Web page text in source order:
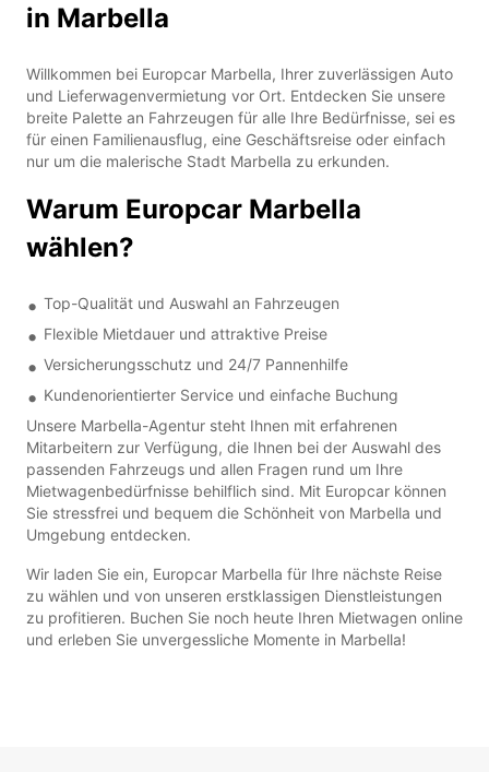
in Marbella
Willkommen bei Europcar Marbella, Ihrer zuverlässigen Auto
und Lieferwagenvermietung vor Ort. Entdecken Sie unsere
breite Palette an Fahrzeugen für alle Ihre Bedürfnisse, sei es
für einen Familienausflug, eine Geschäftsreise oder einfach
nur um die malerische Stadt Marbella zu erkunden.
Warum Europcar Marbella
wählen?
Top-Qualität und Auswahl an Fahrzeugen
Flexible Mietdauer und attraktive Preise
Versicherungsschutz und 24/7 Pannenhilfe
Kundenorientierter Service und einfache Buchung
Unsere Marbella-Agentur steht Ihnen mit erfahrenen
Mitarbeitern zur Verfügung, die Ihnen bei der Auswahl des
passenden Fahrzeugs und allen Fragen rund um Ihre
Mietwagenbedürfnisse behilflich sind. Mit Europcar können
Sie stressfrei und bequem die Schönheit von Marbella und
Umgebung entdecken.
Wir laden Sie ein, Europcar Marbella für Ihre nächste Reise
zu wählen und von unseren erstklassigen Dienstleistungen
zu profitieren. Buchen Sie noch heute Ihren Mietwagen online
und erleben Sie unvergessliche Momente in Marbella!